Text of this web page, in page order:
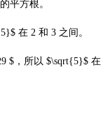
平方根。
在 2 和 3 之间。
$，所以 $\sqrt{5}$ 在